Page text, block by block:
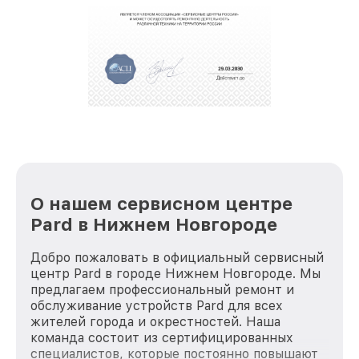
обеспечат доставку устройств в сервис в
полной сохранности и бесплатно.
положительные отзывы и обрели отличную
репутацию. Мы постоянно совершенствуемся и
О нашем сервисном центре
Pard в Нижнем Новгороде
Добро пожаловать в официальный сервисный
центр Pard в городе Нижнем Новгороде. Мы
предлагаем профессиональный ремонт и
обслуживание устройств Pard для всех
жителей города и окрестностей. Наша
команда состоит из сертифицированных
специалистов, которые постоянно повышают